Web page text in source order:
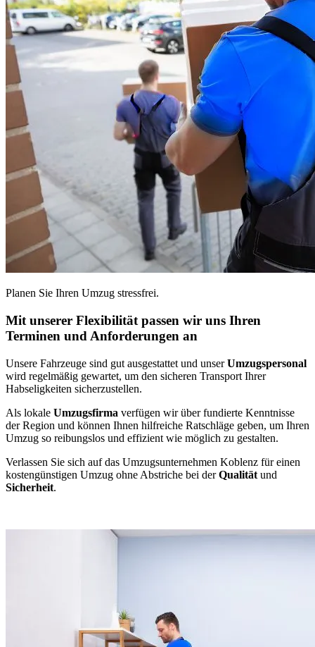
Planen Sie Ihren Umzug stressfrei.
Mit unserer Flexibilität passen wir uns Ihren
Terminen und Anforderungen an
Unsere Fahrzeuge sind gut ausgestattet und unserUmzugspersonal
wird regelmäßig gewartet, um den sicheren Transport Ihrer
Habseligkeiten sicherzustellen.
Als lokale Umzugsfirma verfügen wir über fundierte Kenntnisse
der Region und können Ihnen hilfreiche Ratschläge geben, um Ihren
Umzug so reibungslos und effizient wie möglich zu gestalten.
Verlassen Sie sich auf das Umzugsunternehmen Koblenz für einen
kostengünstigen Umzug ohne Abstriche bei derQualität und
Sicherheit.